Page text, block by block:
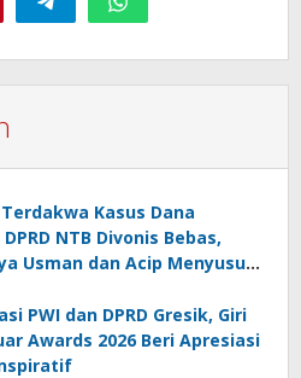
Kasus Dana
NTB Divonis Bebas,
Usman dan Acip Menyusul
PWI dan DPRD Gresik, Giri
Awards 2026 Beri Apresiasi